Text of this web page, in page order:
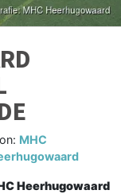
MHC
Heerhugowaard